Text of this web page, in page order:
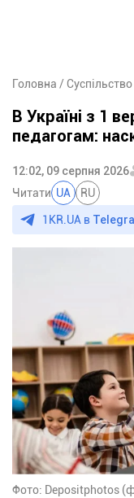
Головна Суспільство
В Україні з 1
педагогам:
12:02, 09 серпня 2026
Читати UA RU
1KR.UA в
Фото: Depositphotos